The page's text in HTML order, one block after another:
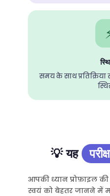
समय के साथ
💡 यह
आपकी ध्यान प्रोफ़ाइल
स्वयं को बेहतर जानने में